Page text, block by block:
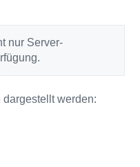
nur Server-
werden: